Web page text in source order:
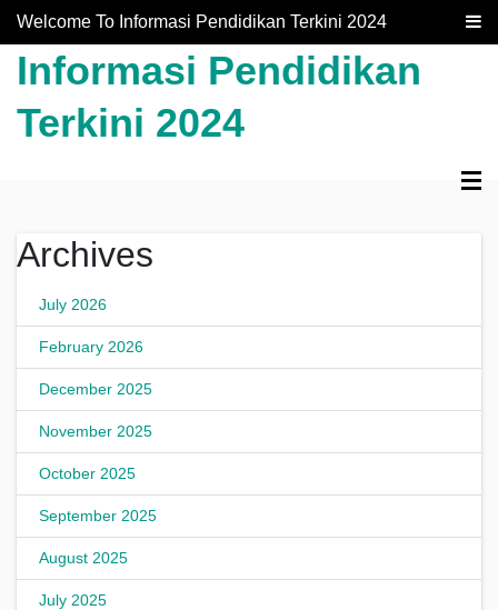
Skip to content
Welcome To Informasi Pendidikan Terkini 2024
Informasi Pendidikan
Terkini 2024
Archives
July 2026
February 2026
December 2025
November 2025
October 2025
September 2025
August 2025
July 2025